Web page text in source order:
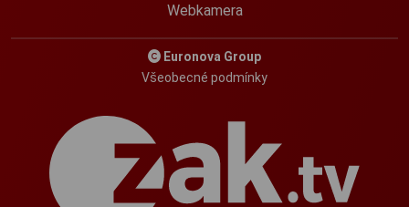
Webkamera
Euronova Group
Všeobecné podmínky